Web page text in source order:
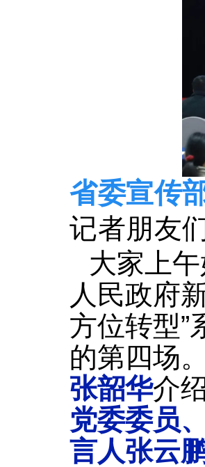
省委宣传
记者朋友
大家上
人民政府
方位转型”
的第四场
张韶华介
党委委员
言人张云鹏